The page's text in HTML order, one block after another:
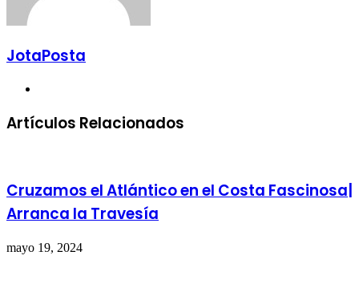
JotaPosta
Artículos Relacionados
Cruzamos el Atlántico en el Costa Fascinosa|
Arranca la Travesía
mayo 19, 2024